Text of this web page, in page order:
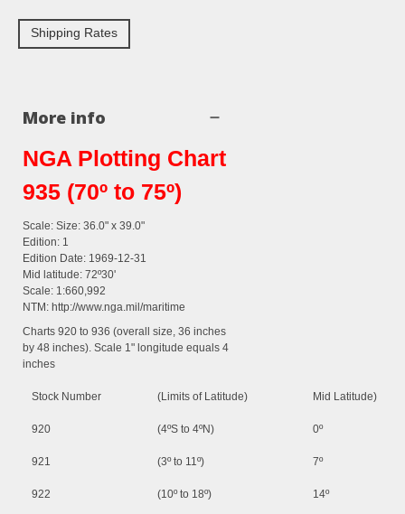
Shipping Rates
More info
NGA Plotting Chart
935 (70º to 75º)
Scale: Size: 36.0" x 39.0"
Edition: 1
Edition Date: 1969-12-31
Mid latitude: 72º30'
Scale: 1:660,992
NTM: http://www.nga.mil/maritime
Charts 920 to 936 (overall size, 36 inches
by 48 inches). Scale 1" longitude equals 4
inches
Stock Number (Limits of Latitude) Mid Latitude)
920 (4ºS to 4ºN) 0º
921 (3º to 11º) 7º
922 (10º to 18º) 14º